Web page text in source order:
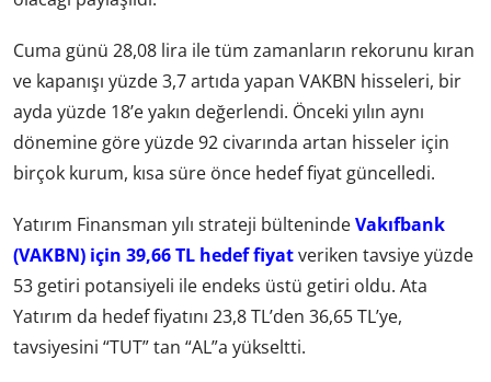
Cuma günü 28,08 lira ile tüm zamanların rekorunu kıran
ve kapanışı yüzde 3,7 artıda yapan VAKBN hisseleri, bir
ayda yüzde 18’e yakın değerlendi. Önceki yılın aynı
dönemine göre yüzde 92 civarında artan hisseler için
birçok kurum, kısa süre önce hedef fiyat güncelledi.
Yatırım Finansman yılı strateji bültenindeVakıfbank
(VAKBN) için 39,66 TL hedef fiyatveriken tavsiye yüzde
53 getiri potansiyeli ile endeks üstü getiri oldu. Ata
Yatırım da hedef fiyatını 23,8 TL’den 36,65 TL’ye,
tavsiyesini “TUT” tan “AL”a yükseltti.